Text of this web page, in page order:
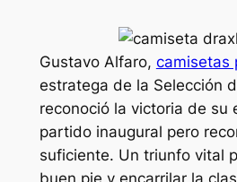
Gustavo Alfaro, camisetas
estratega de la Selección
reconoció la victoria de su
partido inaugural pero
suficiente. Un triunfo vital